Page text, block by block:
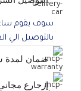
سوف يقوم ساعي
بالتوصيل الي
ضمان لمدة
إرجارع مجاني